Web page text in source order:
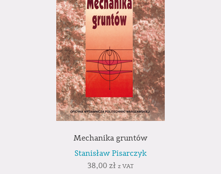
Mechanika gruntów
Stanisław Pisarczyk
38,00 zł z VAT